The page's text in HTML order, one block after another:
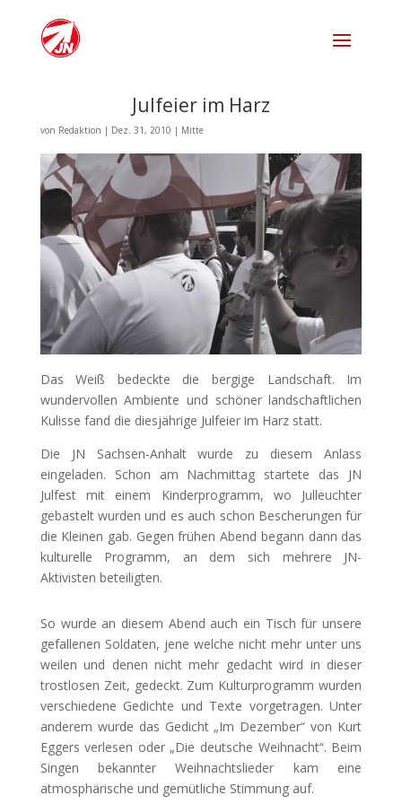
Julfeier im Harz
von Redaktion | Dez. 31, 2010 | Mitte
Das Weiß bedeckte die bergige Landschaft. Im
wundervollen Ambiente und schöner landschaftlichen
Kulisse fand die diesjährige Julfeier im Harz statt.
Die JN Sachsen-Anhalt wurde zu diesem Anlass
eingeladen. Schon am Nachmittag startete das JN
Julfest mit einem Kinderprogramm, wo Julleuchter
gebastelt wurden und es auch schon Bescherungen für
die Kleinen gab. Gegen frühen Abend begann dann das
kulturelle Programm, an dem sich mehrere JN-
Aktivisten beteiligten.
So wurde an diesem Abend auch ein Tisch für unsere
gefallenen Soldaten, jene welche nicht mehr unter uns
weilen und denen nicht mehr gedacht wird in dieser
trostlosen Zeit, gedeckt. Zum Kulturprogramm wurden
verschiedene Gedichte und Texte vorgetragen. Unter
anderem wurde das Gedicht „Im Dezember“ von Kurt
Eggers verlesen oder „Die deutsche Weihnacht“. Beim
Singen bekannter Weihnachtslieder kam eine
atmosphärische und gemütliche Stimmung auf.